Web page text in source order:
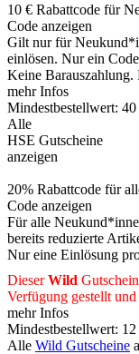
10 € Rabattcode für
Code anzeigen
Gilt nur für
einlösen. Nur ein
Keine
mehr Infos
Mindestbestellwert: 40
Alle
HSE Gutscheine
anzeigen
20% Rabattcode für
Code anzeigen
Für alle
bereits reduzierte
Nur eine Einlösung
DieserWild
Verfügung gestellt
mehr Infos
Mindestbestellwert: 12
Alle Wild Gutscheine